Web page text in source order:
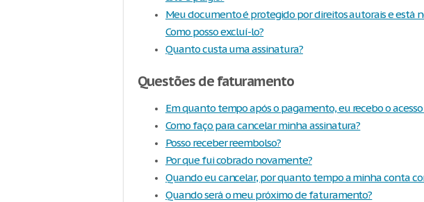
Meu documento é protegido por direitos autorais e está
Como posso excluí-lo?
Quanto custa uma assinatura?
Questões de faturamento
Em quanto tempo após o pagamento, eu recebo o
Como faço para cancelar minha assinatura?
Posso receber reembolso?
Por que fui cobrado novamente?
Quando eu cancelar, por quanto tempo a minha conta
Quando será o meu próximo de faturamento?